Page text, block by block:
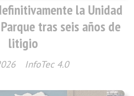
la Unidad
tras seis años de
litigio
InfoTec 4.0